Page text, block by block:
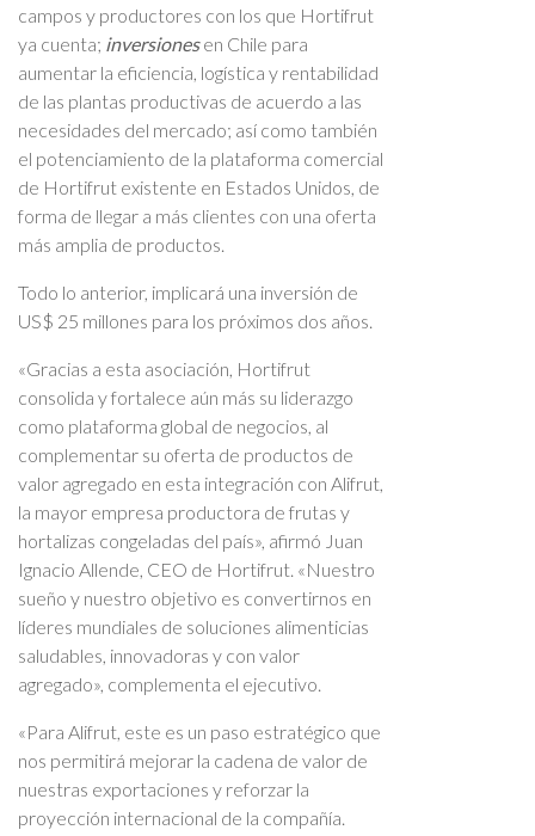
campos y productores con los que Hortifrut
ya cuenta; inversionesen Chile para
aumentar la eficiencia, logística y rentabilidad
de las plantas productivas de acuerdo a las
necesidades del mercado; así como también
el potenciamiento de la plataforma comercial
de Hortifrut existente en Estados Unidos, de
forma de llegar a más clientes con una oferta
más amplia de productos.
Todo lo anterior, implicará una inversión de
US$ 25 millones para los próximos dos años.
«Gracias a esta asociación, Hortifrut
consolida y fortalece aún más su liderazgo
como plataforma global de negocios, al
complementar su oferta de productos de
valor agregado en esta integración con Alifrut,
la mayor empresa productora de frutas y
hortalizas congeladas del país», afirmó Juan
Ignacio Allende, CEO de Hortifrut. «Nuestro
sueño y nuestro objetivo es convertirnos en
líderes mundiales de soluciones alimenticias
saludables, innovadoras y con valor
agregado», complementa el ejecutivo.
«Para Alifrut, este es un paso estratégico que
nos permitirá mejorar la cadena de valor de
nuestras exportaciones y reforzar la
proyección internacional de la compañía.